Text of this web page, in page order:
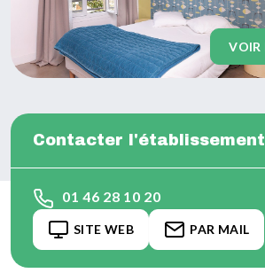
VOIR
Contacter l'établissement
01 46 28 10 20
SITE WEB PAR MAIL